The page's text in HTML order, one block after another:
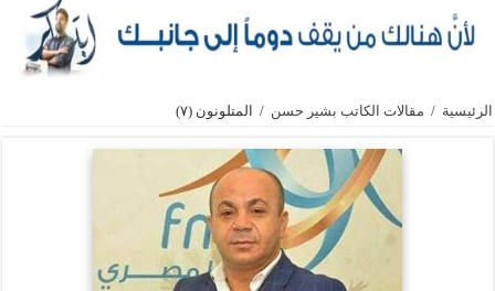
الرئيسية / مقالات الكاتب بشير حسن / المتلونون (٧)